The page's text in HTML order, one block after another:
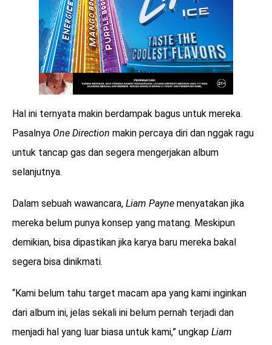
Hal ini ternyata makin berdampak bagus untuk mereka.
Pasalnya One Direction makin percaya diri dan nggak ragu
untuk tancap gas dan segera mengerjakan album
selanjutnya.
Dalam sebuah wawancara, Liam Payne menyatakan jika
mereka belum punya konsep yang matang. Meskipun
demikian, bisa dipastikan jika karya baru mereka bakal
segera bisa dinikmati.
“Kami belum tahu target macam apa yang kami inginkan
dari album ini, jelas sekali ini belum pernah terjadi dan
menjadi hal yang luar biasa untuk kami,” ungkap Liam